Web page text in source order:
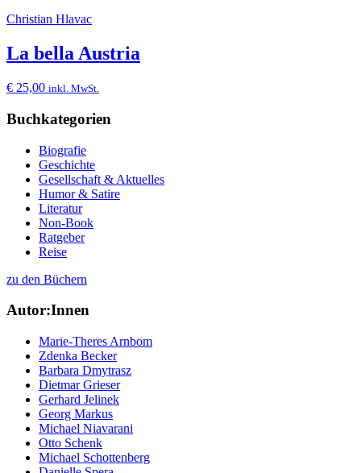
Christian Hlavac
La bella Austria
€ 25,00 inkl. MwSt.
Buchkategorien
Biografie
Geschichte
Gesellschaft & Aktuelles
Humor & Satire
Literatur
Non-Book
Ratgeber
Reise
zu den Büchern
Autor:Innen
Marie-Theres Arnbom
Zdenka Becker
Barbara Dmytrasz
Dietmar Grieser
Gerhard Jelinek
Georg Markus
Michael Niavarani
Otto Schenk
Michael Schottenberg